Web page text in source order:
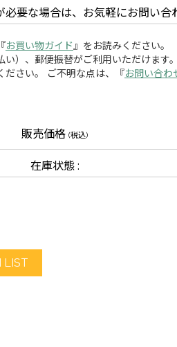
要な場合は、お気軽にお問い合
お買い物ガイド 』をお読みください。
）、郵便振替がご利用いただけます。
ださい。 ご不明な点は、『お問い合わ
販売価格(税込)
在庫状態 :
LIST